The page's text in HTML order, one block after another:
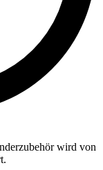
wird von